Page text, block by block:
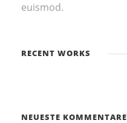
euismod.
RECENT WORKS
NEUESTE KOMMENTARE